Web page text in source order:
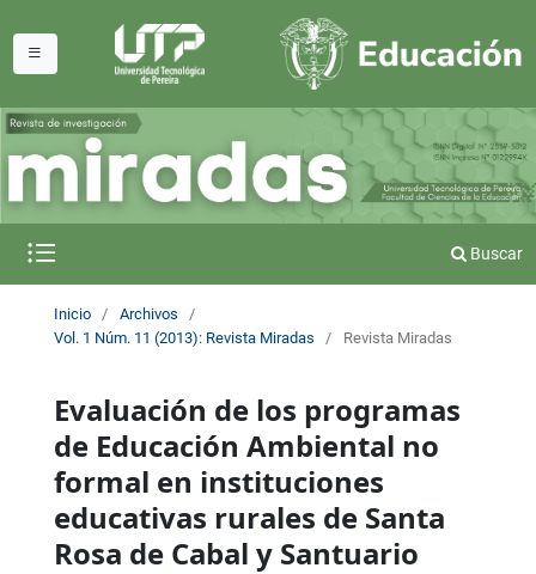
Buscar
Inicio / Archivos
/
Vol. 1 Núm. 11 (2013): Revista Miradas
/ Revista Miradas
Evaluación de los programas
de Educación Ambiental no
formal en instituciones
educativas rurales de Santa
Rosa de Cabal y Santuario